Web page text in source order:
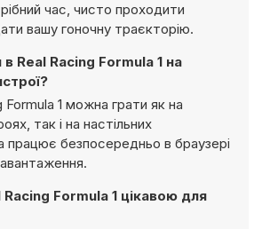
час, чисто проходити
вашу гоночну траєкторію.
Real Racing Formula 1 на
Formula 1 можна грати як на
так і на настільних
працює безпосередньо в браузері
Formula 1 цікавою для